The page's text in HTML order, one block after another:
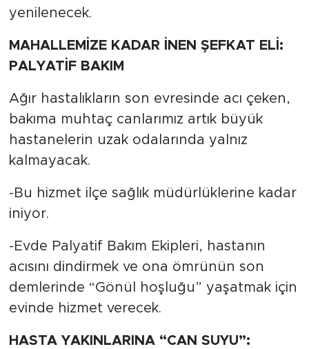
yenilenecek.
MAHALLEMİZE KADAR İNEN ŞEFKAT ELİ:
PALYATİF BAKIM
Ağır hastalıkların son evresinde acı çeken,
bakıma muhtaç canlarımız artık büyük
hastanelerin uzak odalarında yalnız
kalmayacak.
-Bu hizmet ilçe sağlık müdürlüklerine kadar
iniyor.
-Evde Palyatif Bakım Ekipleri, hastanın
acısını dindirmek ve ona ömrünün son
demlerinde “Gönül hoşluğu” yaşatmak için
evinde hizmet verecek.
HASTA YAKINLARINA “CAN SUYU”: